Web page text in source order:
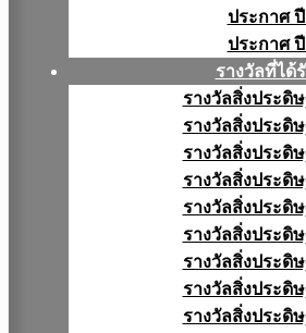
ประกาศ
ประกาศ
รางวัลที่ได้
รางวัลสิ่งประดิ
รางวัลสิ่งประดิ
รางวัลสิ่งประดิ
รางวัลสิ่งประดิ
รางวัลสิ่งประดิ
รางวัลสิ่งประดิ
รางวัลสิ่งประดิ
รางวัลสิ่งประดิ
รางวัลสิ่งประดิ